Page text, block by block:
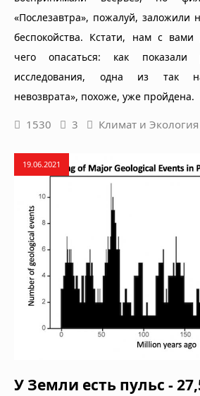
«Послезавтра», пожалуй, заложили
беспокойства. Кстати, нам с вами
чего опасаться: как показали
исследования, одна из так
невозврата», похоже, уже пройдена.
1530 3 Климат и Экология
19.06.2021
У Земли есть пульс -